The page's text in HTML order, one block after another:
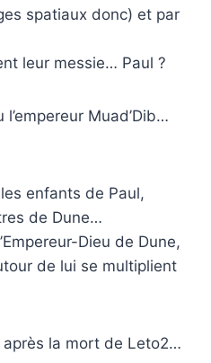
spatiaux donc) et par
leur messie… Paul ?
Muad’Dib…
enfants de Paul,
de Dune…
Dieu de Dune,
de lui se multiplient
après la mort de Leto2…